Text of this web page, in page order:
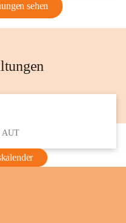
sehen
AUT